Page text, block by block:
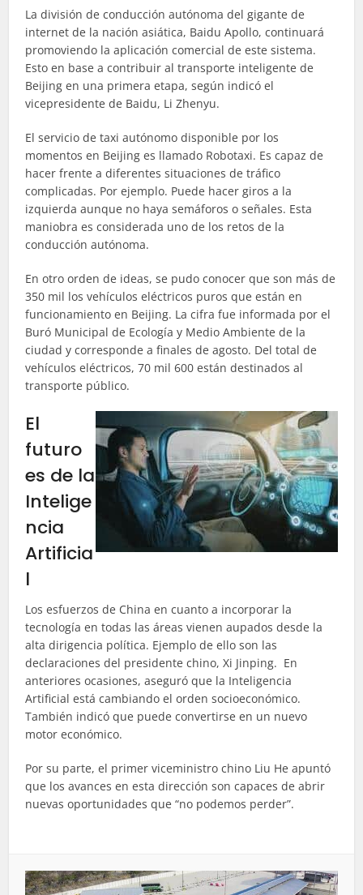
La división de conducción autónoma del gigante de
internet de la nación asiática, Baidu Apollo, continuará
promoviendo la aplicación comercial de este sistema.
Esto en base a contribuir al transporte inteligente de
Beijing en una primera etapa, según indicó el
vicepresidente de Baidu, Li Zhenyu.
El servicio de taxi autónomo disponible por los
momentos en Beijing es llamado Robotaxi. Es capaz de
hacer frente a diferentes situaciones de tráfico
complicadas. Por ejemplo. Puede hacer giros a la
izquierda aunque no haya semáforos o señales. Esta
maniobra es considerada uno de los retos de la
conducción autónoma.
En otro orden de ideas, se pudo conocer que son más de
350 mil los vehículos eléctricos puros que están en
funcionamiento en Beijing. La cifra fue informada por el
Buró Municipal de Ecología y Medio Ambiente de la
ciudad y corresponde a finales de agosto. Del total de
vehículos eléctricos, 70 mil 600 están destinados al
transporte público.
El
futuro
es de la
Intelige
ncia
Artificia
l
Los esfuerzos de China en cuanto a incorporar la
tecnología en todas las áreas vienen aupados desde la
alta dirigencia política. Ejemplo de ello son las
declaraciones del presidente chino, Xi Jinping. En
anteriores ocasiones, aseguró que la Inteligencia
Artificial está cambiando el orden socioeconómico.
También indicó que puede convertirse en un nuevo
motor económico.
Por su parte, el primer viceministro chino Liu He apuntó
que los avances en esta dirección son capaces de abrir
nuevas oportunidades que “no podemos perder”.